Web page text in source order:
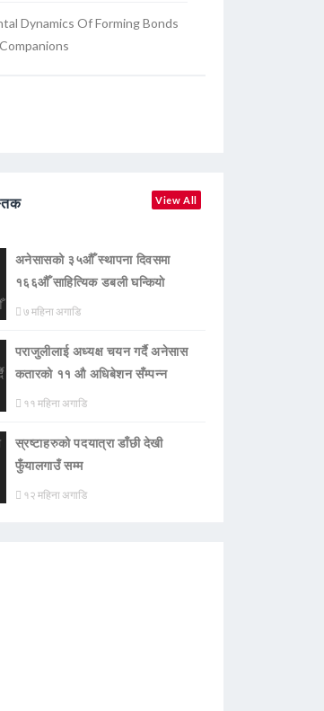
Dynamics Of Forming Bonds
View All
अनेसासको ३५औँ स्थापना दिवसमा
१६६औँ साहित्यिक डबली घन्कियाे
७ महिना अगाडि
पराजुलीलाई अध्यक्ष चयन गर्दै अनेसास
कतारको ११ औ अधिबेशन सँम्पन्न
११ महिना अगाडि
स्रष्टाहरुको पदयात्रा डाँछी देखी
फुँयालगाउँ सम्म
१२ महिना अगाडि